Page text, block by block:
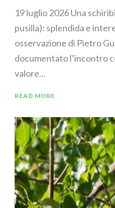
19 luglio 2026 Una
pusilla): splendida e
osservazione di Pietro
documentato l’incontro
valore...
READ MORE